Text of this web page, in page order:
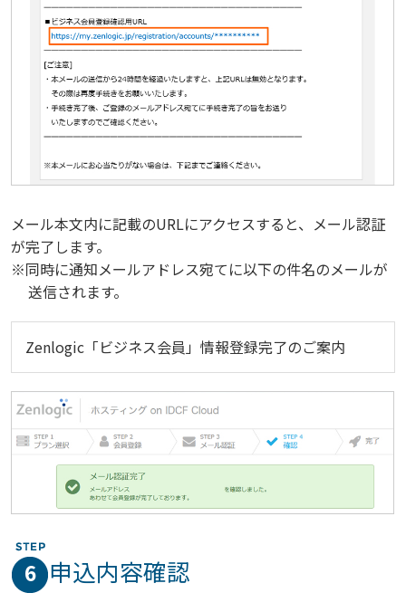
メール本文内に記載のURLにアクセスすると、メール認証
が完了します。
※同時に通知メールアドレス宛てに以下の件名のメールが
送信されます。
Zenlogic「ビジネス会員」情報登録完了のご案内
6 申込内容確認